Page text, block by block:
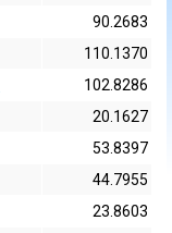
90.2683
110.1370
102.8286
20.1627
53.8397
44.7955
23.8603